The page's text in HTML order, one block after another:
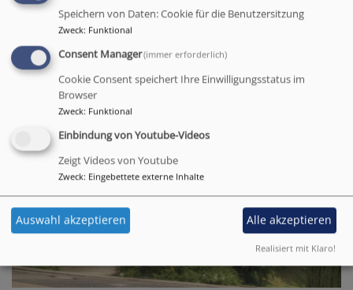
Speichern von Daten: Cookie für die Benutzersitzung
Zweck: Funktional
Consent Manager(immer erforderlich)
Cookie Consent speichert Ihre Einwilligungsstatus im
Browser
Zweck: Funktional
Einbindung von Youtube-Videos
Zeigt Videos von Youtube
Zweck: Eingebettete externe Inhalte
Auswahl akzeptieren Alle akzeptieren
Realisiert mit Klaro!